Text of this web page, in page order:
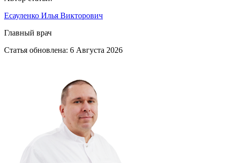
Есауленко Илья Викторович
Главный врач
Статья обновлена: 6 Августа 2026